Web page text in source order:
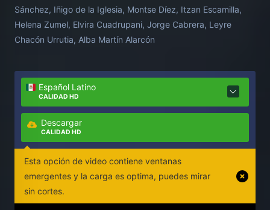
Sánchez, Iñigo de la Iglesia, Montse Díez, Itzan Escamilla,
Helena Zumel, Elvira Cuadrupani, Jorge Cabrera, Leyre
Chacón Urrutia, Alba Martín Alarcón
Español Latino
CALIDAD HD
Descargar
CALIDAD HD
Esta opción de video contiene ventanas
emergentes y la carga es optima, puedes mirar
sin cortes.